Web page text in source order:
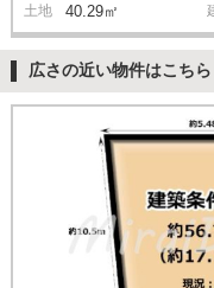
土地 40.29㎡
広さの近い物件はこちら